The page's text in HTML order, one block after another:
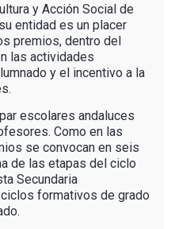
y Acción Social de
entidad es un placer
premios, dentro del
las actividades
y el incentivo a la
escolares andaluces
Como en las
se convocan en seis
de las etapas del ciclo
Secundaria
formativos de grado